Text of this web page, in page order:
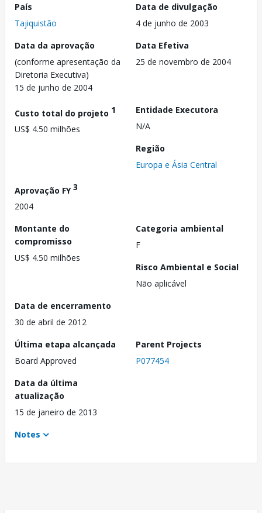
País
Tajiquistão
Data de divulgação
4 de junho de 2003
Data da aprovação
(conforme apresentação da
Diretoria Executiva)
15 de junho de 2004
Data Efetiva
25 de novembro de 2004
Custo total do projeto 1
US$ 4.50 milhões
Entidade Executora
N/A
Região
Europa e Ásia Central
Aprovação FY3
2004
Montante do
compromisso
US$ 4.50 milhões
Categoria ambiental
F
Risco Ambiental e Social
Não aplicável
Data de encerramento
30 de abril de 2012
Última etapa alcançada
Board Approved
Parent Projects
P077454
Data da última
atualização
15 de janeiro de 2013
Notes